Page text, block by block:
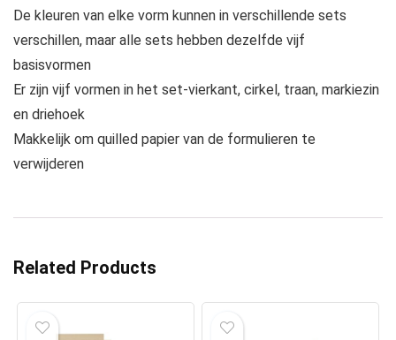
De kleuren van elke vorm kunnen in verschillende sets
verschillen, maar alle sets hebben dezelfde vijf
basisvormen
Er zijn vijf vormen in het set-vierkant, cirkel, traan, markiezin
en driehoek
Makkelijk om quilled papier van de formulieren te
verwijderen
Related Products